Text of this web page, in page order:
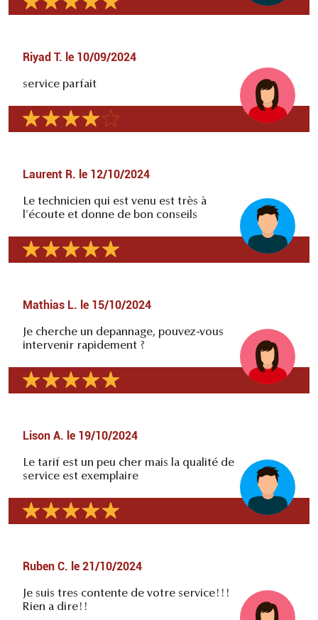
Riyad T. le 10/09/2024
service parfait
Laurent R. le 12/10/2024
Le technicien qui est venu est très à
l'écoute et donne de bon conseils
Mathias L. le 15/10/2024
Je cherche un depannage, pouvez-vous
intervenir rapidement ?
Lison A. le 19/10/2024
Le tarif est un peu cher mais la qualité de
service est exemplaire
Ruben C. le 21/10/2024
Je suis tres contente de votre service!!!
Rien a dire!!